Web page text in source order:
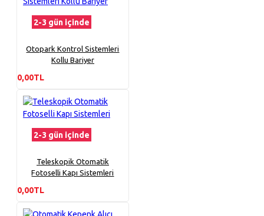
2-3 gün içinde
Otopark Kontrol Sistemleri
Kollu Bariyer
0,00TL
2-3 gün içinde
Teleskopik Otomatik
Fotoselli Kapı Sistemleri
0,00TL